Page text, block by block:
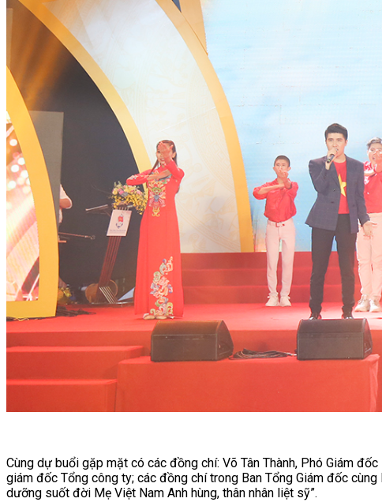
Cùng dự buổi gặp mặt có các đồng chí: Võ Tân Thành, Phó Giám
giám đốc Tổng công ty; các đồng chí trong Ban Tổng Giám đốc
dưỡng suốt đời Mẹ Việt Nam Anh hùng, thân nhân liệt sỹ”.